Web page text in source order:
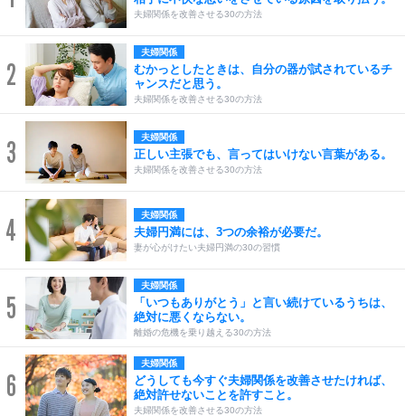
夫婦関係を改善させる30の方法
2
夫婦関係
むかっとしたときは、自分の器が試されているチ
ャンスだと思う。
夫婦関係を改善させる30の方法
3 夫婦関係
正しい主張でも、言ってはいけない言葉がある。
夫婦関係を改善させる30の方法
4 夫婦関係
夫婦円満には、3つの余裕が必要だ。
妻が心がけたい夫婦円満の30の習慣
5
夫婦関係
「いつもありがとう」と言い続けているうちは、
絶対に悪くならない。
離婚の危機を乗り越える30の方法
6
夫婦関係
どうしても今すぐ夫婦関係を改善させたければ、
絶対許せないことを許すこと。
夫婦関係を改善させる30の方法